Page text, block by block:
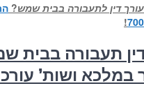
דין לתעבורה בבית שמש?
!
תעבורה בבית
במלכא ושות’